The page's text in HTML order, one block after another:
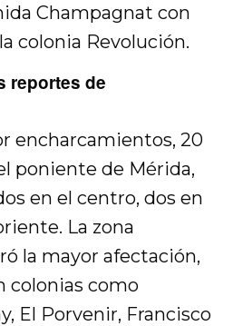
Champagnat con
colonia Revolución.
reportes de
encharcamientos, 20
poniente de Mérida,
en el centro, dos en
La zona
la mayor afectación,
colonias como
El Porvenir, Francisco